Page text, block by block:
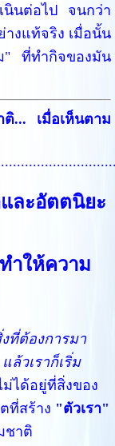
นินต่อไป จนกว่า
างแท้จริง เมื่อนั้น
" ที่ทำกิจของมัน
... เมื่อเห็นตาม
ละอัตตนิยะ
ำให้ความ
ที่ต้องการมา
ล้วเราก็เริ่ม
ได้อยู่ที่สิ่งของ
ที่สร้าง "ตัวเรา"
ชาติ